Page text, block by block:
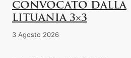
CONVOCATO DALLA
LITUANIA 3×3
3 Agosto 2026